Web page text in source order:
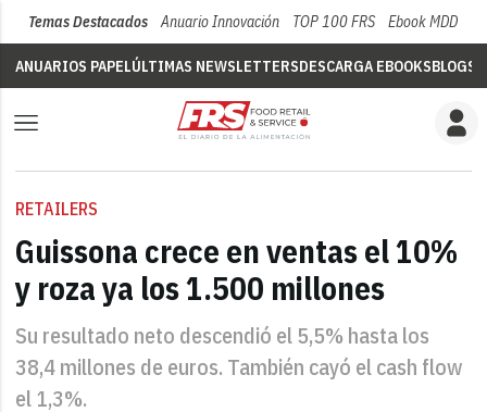
Temas Destacados Anuario Innovación TOP 100 FRS Ebook MDD
ANUARIOS PAPELÚLTIMAS NEWSLETTERSDESCARGA EBOOKSBLOGS
RETAILERS
Guissona crece en ventas el 10%
y roza ya los 1.500 millones
Su resultado neto descendió el 5,5% hasta los
38,4 millones de euros. También cayó el cash flow
el 1,3%.